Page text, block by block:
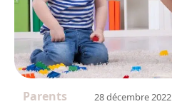
Parents 28 décembre 2022